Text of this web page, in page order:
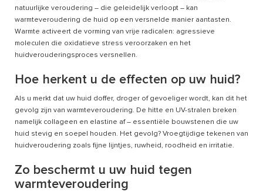
natuurlijke veroudering – die geleidelijk verloopt – kan
warmteveroudering de huid op een versnelde manier aantasten.
Warmte activeert de vorming van vrije radicalen: agressieve
moleculen die oxidatieve stress veroorzaken en het
huidverouderingsproces versnellen.
Hoe herkent u de effecten op uw huid?
Als u merkt dat uw huid doffer, droger of gevoeliger wordt, kan dit het
gevolg zijn van warmteveroudering. De hitte en UV-stralen breken
namelijk collageen en elastine af – essentiële bouwstenen die uw
huid stevig en soepel houden. Het gevolg? Vroegtijdige tekenen van
huidveroudering zoals fijne lijntjes, ruwheid, roodheid en irritatie.
Zo beschermt u uw huid tegen
warmteveroudering